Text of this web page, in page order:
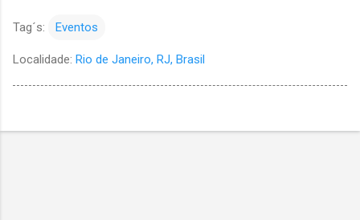
Tag´s: Eventos
Localidade: Rio de Janeiro, RJ, Brasil